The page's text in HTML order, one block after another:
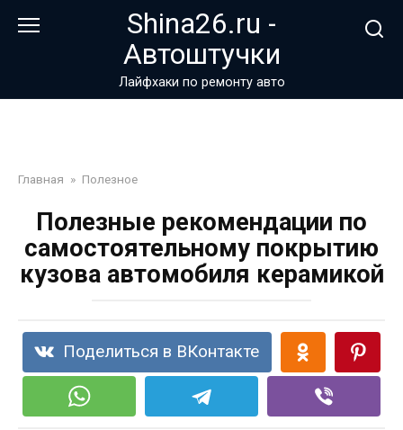
Shina26.ru -
Автоштучки
Лайфхаки по ремонту авто
Главная » Полезное
Полезные рекомендации по
самостоятельному покрытию
кузова автомобиля керамикой
Поделиться в ВКонтакте